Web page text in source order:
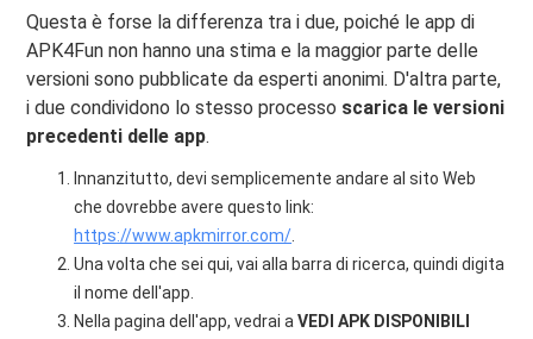
Questa è forse la differenza tra i due, poiché le app di
APK4Fun non hanno una stima e la maggior parte delle
versioni sono pubblicate da esperti anonimi. D'altra parte,
i due condividono lo stesso processo scarica le versioni
precedenti delle app.
Innanzitutto, devi semplicemente andare al sito Web
che dovrebbe avere questo link:
https://www.apkmirror.com/
Una volta che sei qui, vai alla barra di ricerca, quindi digita
il nome dell'app.
Nella pagina dell'app, vedrai aVEDI APK DISPONIBILI